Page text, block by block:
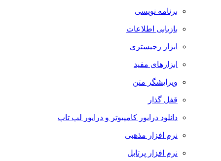
برنامه نویسی
بازیابی اطلاعات
ابزار رجیستری
ابزارهای مفید
ویرایشگر متن
قفل گذار
دانلود درایور کامپیوتر و درایور لپ تاپ
نرم افزار مذهبی
نرم افزار پرتابل